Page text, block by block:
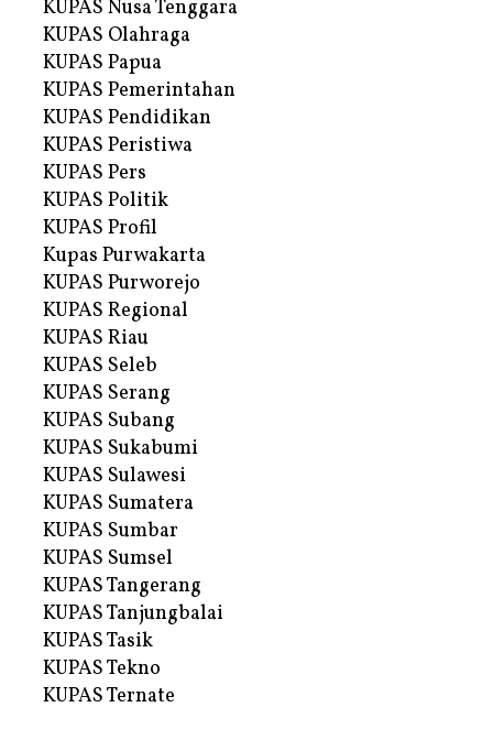
KUPAS Nusa Tenggara
KUPAS Olahraga
KUPAS Papua
KUPAS Pemerintahan
KUPAS Pendidikan
KUPAS Peristiwa
KUPAS Pers
KUPAS Politik
KUPAS Profil
Kupas Purwakarta
KUPAS Purworejo
KUPAS Regional
KUPAS Riau
KUPAS Seleb
KUPAS Serang
KUPAS Subang
KUPAS Sukabumi
KUPAS Sulawesi
KUPAS Sumatera
KUPAS Sumbar
KUPAS Sumsel
KUPAS Tangerang
KUPAS Tanjungbalai
KUPAS Tasik
KUPAS Tekno
KUPAS Ternate